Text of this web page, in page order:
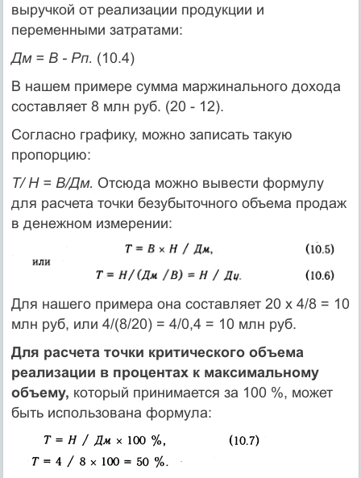
выручкой от реализации продукции и
переменными затратами:
Дм = В - Рп. (10.4)
В нашем примере сумма маржинального дохода
составляет 8 млн руб. (20 - 12).
Согласно графику, можно записать такую
пропорцию:
Т/ Н = В/Дм. Отсюда можно вывести формулу
для расчета точки безубыточного объема продаж
в денежном измерении:
Для нашего примера она составляет 20 х 4/8 = 10
млн руб, или 4/(8/20) = 4/0,4 = 10 млн руб.
Для расчета точки критического объема
реализации в процентах к максимальному
объему, который принимается за 100 %, может
быть использована формула: